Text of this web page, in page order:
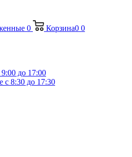
0 Корзина0 0
до 17:00
с 8:30 до 17:30